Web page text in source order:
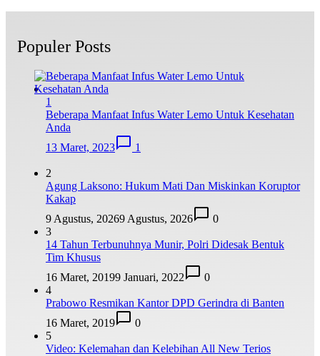
Populer Posts
1
Beberapa Manfaat Infus Water Lemo Untuk Kesehatan
Anda
13 Maret, 2023
1
2
Agung Laksono: Hukum Mati Dan Miskinkan Koruptor
Kakap
9 Agustus, 20269 Agustus, 2026
0
3
14 Tahun Terbunuhnya Munir, Polri Didesak Bentuk
Tim Khusus
16 Maret, 20199 Januari, 2022
0
4
Prabowo Resmikan Kantor DPD Gerindra di Banten
16 Maret, 2019
0
5
Video: Kelemahan dan Kelebihan All New Terios